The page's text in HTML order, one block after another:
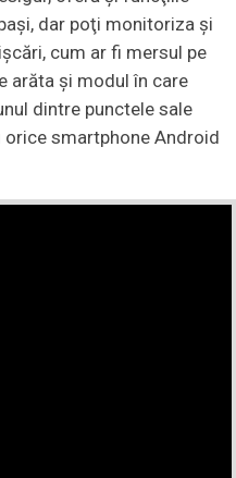
dar poţi monitoriza şi
cum ar fi mersul pe
arăta şi modul în care
dintre punctele sale
smartphone Android